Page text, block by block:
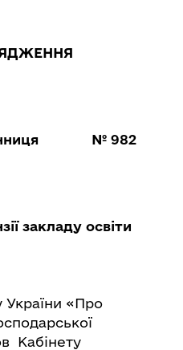
№ 982
закладу освіти
України «Про
Кабінету